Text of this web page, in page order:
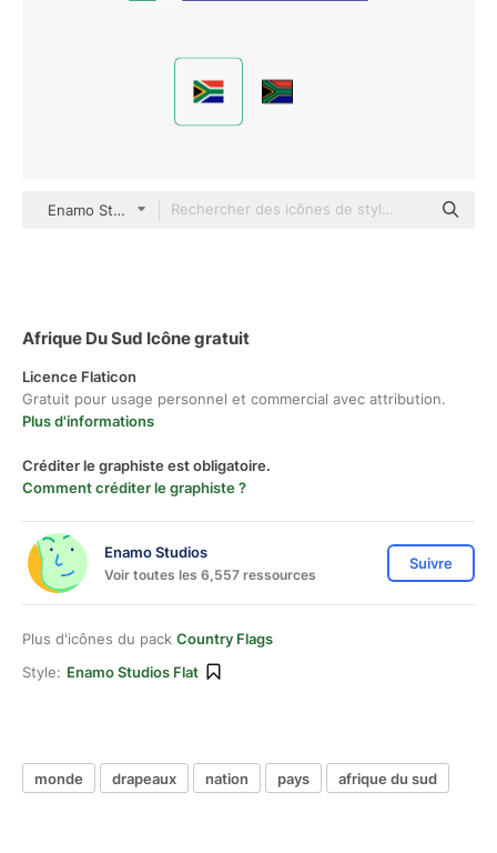
Enamo Studios Flat
Afrique Du Sud Icône gratuit
Licence Flaticon
Gratuit pour usage personnel et commercial avec attribution.
Plus d'informations
Créditer le graphiste est obligatoire.
Comment créditer le graphiste ?
Enamo Studios
Voir toutes les 6,557 ressources
Suivre
Plus d'icônes du pack Country Flags
Style: Enamo Studios Flat
monde drapeaux nation pays afrique du sud